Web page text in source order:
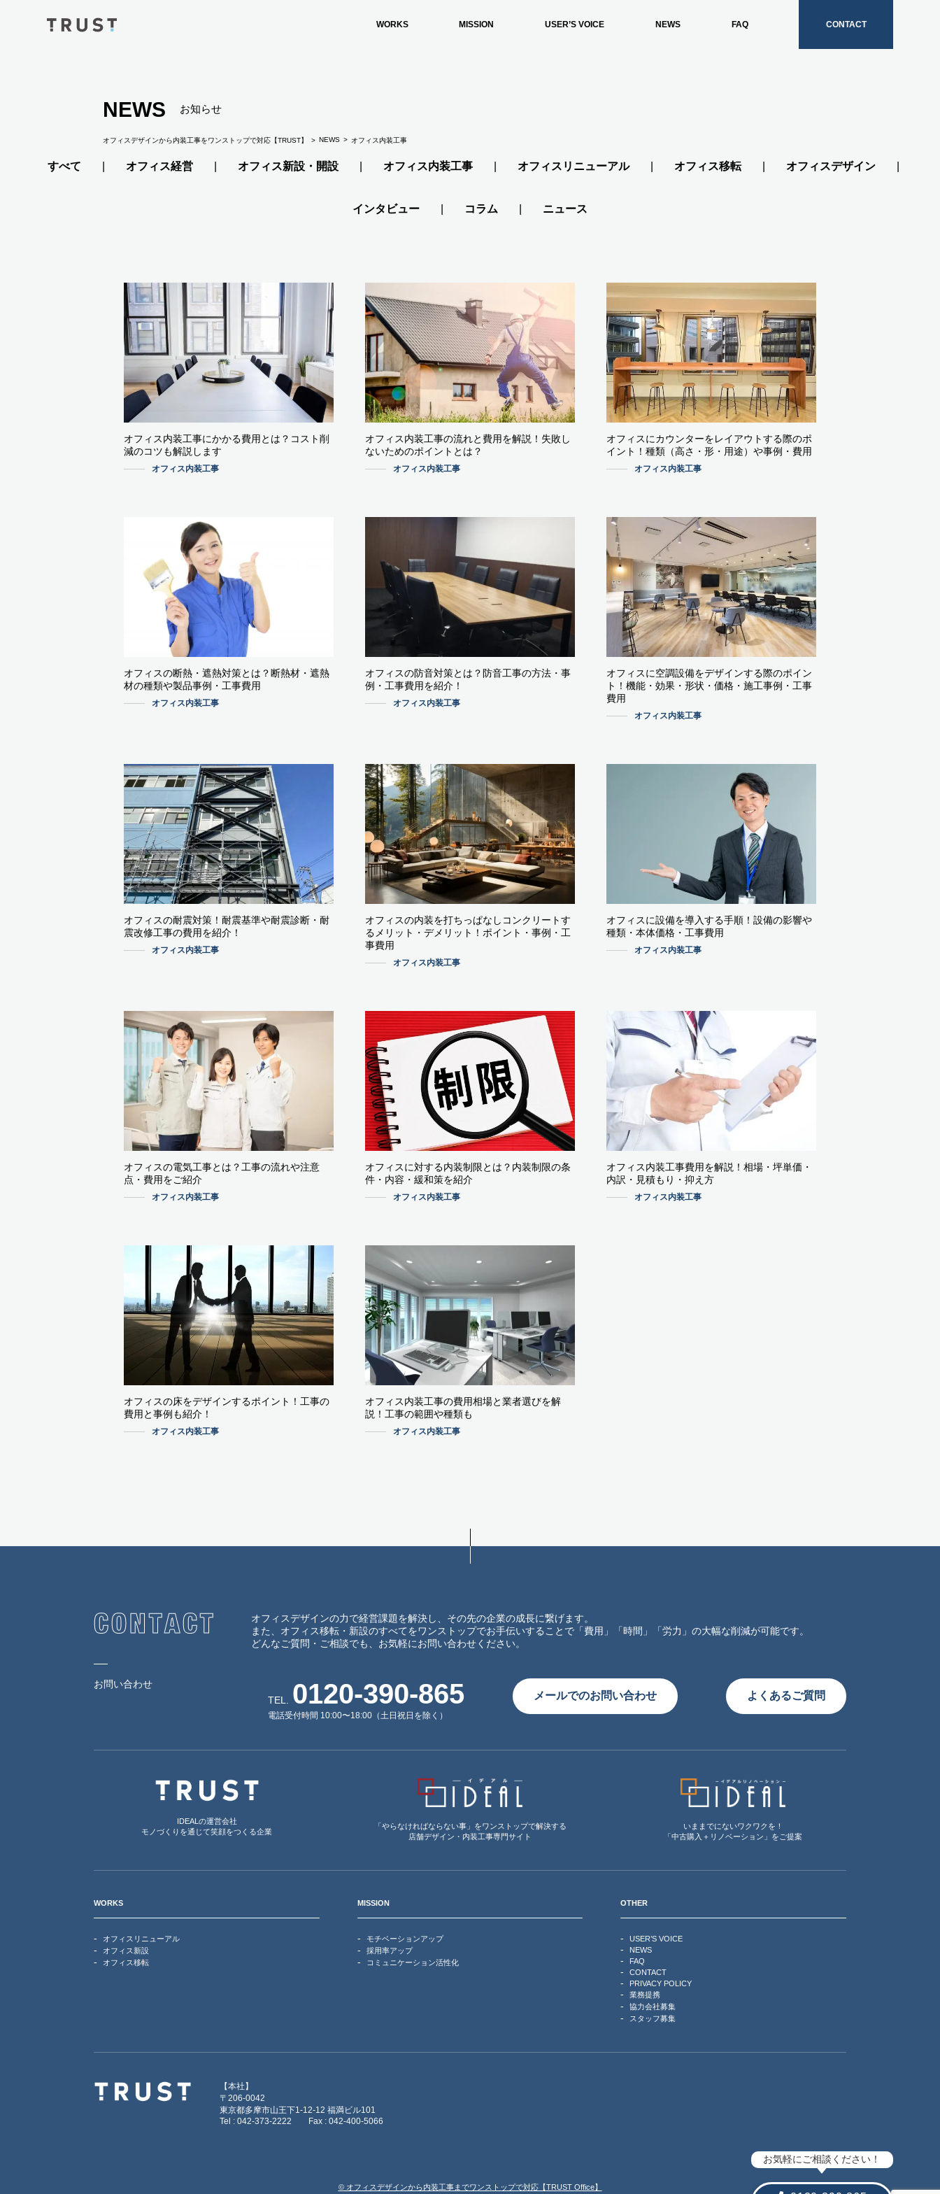
WORKS MISSION USER’S VOICE NEWS FAQ CONTACT
お気軽にご相談ください！
NEWS お知らせ
オフィスデザインから内装工事をワンストップで対応【TRUST】 NEWS オフィス内装工事
すべて オフィス経営 オフィス新設・開設 オフィス内装工事 オフィスリニューアル オフィス移転 オフィスデザイン
インタビュー コラム ニュース
オフィス内装工事にかかる費用とは？コスト削
減のコツも解説します
オフィス内装工事
オフィス内装工事の流れと費用を解説！失敗し
ないためのポイントとは？
オフィス内装工事
オフィスにカウンターをレイアウトする際のポ
イント！種類（高さ・形・用途）や事例・費用
オフィス内装工事
オフィスの断熱・遮熱対策とは？断熱材・遮熱
材の種類や製品事例・工事費用
オフィス内装工事
オフィスの防音対策とは？防音工事の方法・事
例・工事費用を紹介！
オフィス内装工事
オフィスに空調設備をデザインする際のポイン
ト！機能・効果・形状・価格・施工事例・工事
費用
オフィス内装工事
オフィスの耐震対策！耐震基準や耐震診断・耐
震改修工事の費用を紹介！
オフィス内装工事
オフィスの内装を打ちっぱなしコンクリートす
るメリット・デメリット！ポイント・事例・工
事費用
オフィス内装工事
オフィスに設備を導入する手順！設備の影響や
種類・本体価格・工事費用
オフィス内装工事
オフィスの電気工事とは？工事の流れや注意
点・費用をご紹介
オフィス内装工事
オフィスに対する内装制限とは？内装制限の条
件・内容・緩和策を紹介
オフィス内装工事
オフィス内装工事費用を解説！相場・坪単価・
内訳・見積もり・抑え方
オフィス内装工事
オフィスの床をデザインするポイント！工事の
費用と事例も紹介！
オフィス内装工事
オフィス内装工事の費用相場と業者選びを解
説！工事の範囲や種類も
オフィス内装工事
オフィスデザインの力で経営課題を解決し、その先の企業の成長に繋げます。
また、オフィス移転・新設のすべてをワンストップでお手伝いすることで「費用」「時間」「労力」の大幅な削減が可能です。
どんなご質問・ご相談でも、お気軽にお問い合わせください。
お問い合わせ
TEL.
0120-390-865
電話受付時間 10:00〜18:00（土日祝日を除く）
メールでのお問い合わせ よくあるご質問
IDEALの運営会社
モノづくりを通じて笑顔をつくる企業
「やらなければならない事」をワンストップで解決する
店舗デザイン・内装工事専門サイト
いままでにないワクワクを！
「中古購入＋リノベーション」をご提案
WORKS
オフィスリニューアル
オフィス新設
オフィス移転
MISSION
モチベーションアップ
採用率アップ
コミュニケーション活性化
OTHER
USER’S VOICE
NEWS
FAQ
CONTACT
PRIVACY POLICY
業務提携
協力会社募集
スタッフ募集
【本社】
〒206-0042
東京都多摩市山王下1-12-12 福満ビル101
Tel : 042-373-2222 Fax : 042-400-5066
© オフィスデザインから内装工事までワンストップで対応【TRUST Office】